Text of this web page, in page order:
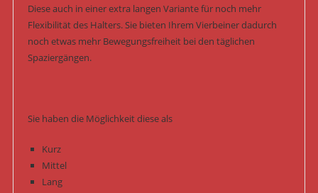
Diese auch in einer extra langen Variante für noch mehr
Flexibilität des Halters. Sie bieten Ihrem Vierbeiner dadurch
noch etwas mehr Bewegungsfreiheit bei den täglichen
Spaziergängen.
Sie haben die Möglichkeit diese als
Kurz
Mittel
Lang